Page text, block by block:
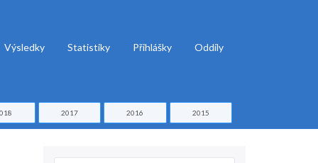
Výsledky Statistiky Přihlášky Oddíly
2017 2016 2015